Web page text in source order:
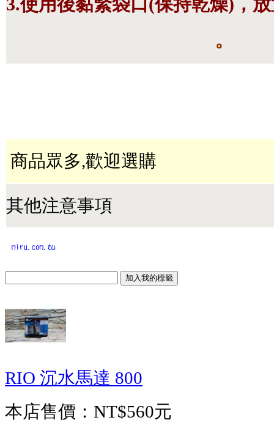
3.使用後黏緊袋口(保持乾燥)，
。
商品眾多,歡迎選購
其他注意事項
RIO 沉水馬達 800
本店售價： NT$560元